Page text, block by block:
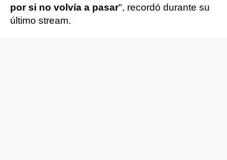
por si no volvía a pasar", recordó durante su
último stream.